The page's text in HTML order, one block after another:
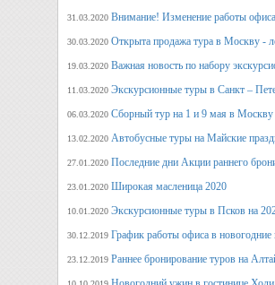
31.03.2020 Внимание! Изменение работы
30.03.2020 Открыта продажа тура в Москву -
19.03.2020 Важная новость по набору
11.03.2020 Экскурсионные туры в Санкт –
06.03.2020 Сборный тур на 1 и 9 мая в Москву
13.02.2020 Автобусные туры на Майские
27.01.2020 Последние дни Акции раннего
23.01.2020 Широкая масленица 2020
10.01.2020 Экскурсионные туры в Псков на
30.12.2019 График работы офиса в новогодние
23.12.2019 Раннее бронирование туров на